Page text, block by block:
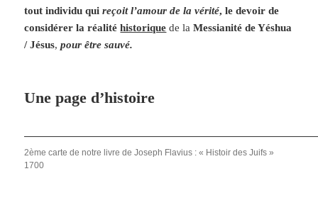
tout individu qui reçoit l’amour de la vérité,le devoir de
considérerla réalitéhistorique de laMessianité de Yéshua
/ Jésus, pour être sauvé.
Une page d’histoire
2ème carte de notre livre de Joseph Flavius : « Histoir des Juifs »
1700